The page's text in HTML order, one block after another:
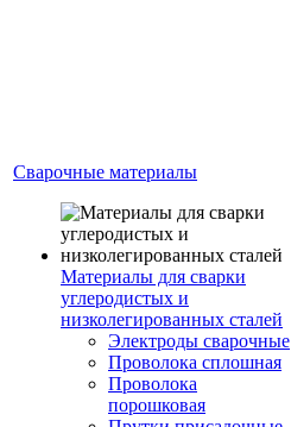
Сварочные материалы
Материалы для сварки
углеродистых и
низколегированных сталей
Электроды сварочные
Проволока сплошная
Проволока
порошковая